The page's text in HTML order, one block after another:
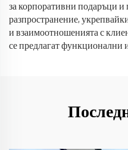
за корпоративни подаръци
разпространение,
и взаимоотношенията с
се предлагат функционални